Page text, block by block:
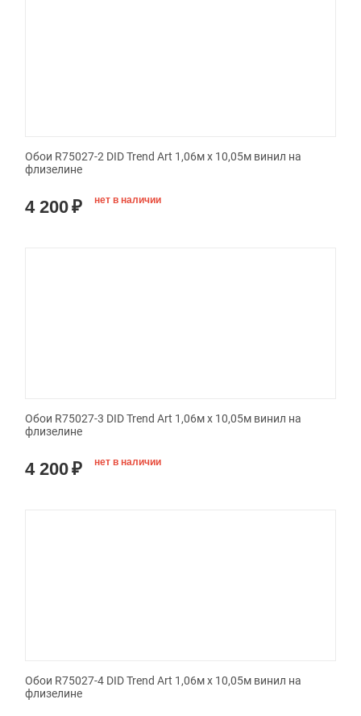
Обои R75027-2 DID Trend Art 1,06м х 10,05м винил на
флизелине
4 200₽ нет в наличии
Обои R75027-3 DID Trend Art 1,06м х 10,05м винил на
флизелине
4 200₽ нет в наличии
Обои R75027-4 DID Trend Art 1,06м х 10,05м винил на
флизелине